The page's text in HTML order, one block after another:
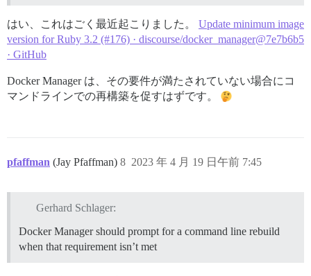
[5/5] Building fresh packages...
$ yarn --cwd app/assets/javascripts $(node -e
yarn install v1.22.19
[1/4] Resolving packages...
[3/4] Linking dependencies...
warning " > babel-plugin-debug-macros@0.4.0-pre1"
warning "workspace-aggregator-61483bea-5d74-44aa-
success Saved lockfile.
$ patch-package
@ember/jquery@2.0.0 ✔
Done in 23.96s.
Done in 40.79s.
$ LOAD_PLUGINS=0 bundle exec rake
はい、これはごく最近起こりました。 Update minimum image
version for Ruby 3.2 (#176) · discourse/docker_manager@7e7b6b5
· GitHub
Docker Manager は、その要件が満たされていない場合にコ
マンドラインでの再構築を促すはずです。
pfaffman (Jay Pfaffman) 2023 年 4 月 19 日午前 7:45
8
Gerhard Schlager:
Docker Manager should prompt for a command line rebuild
when that requirement isn’t met